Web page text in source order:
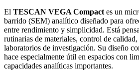
El TESCAN VEGA Compact es un
barrido (SEM) analítico diseñado para
entre rendimiento y simplicidad. Está
rutinarias de materiales, control de
laboratorios de investigación. Su diseño
hace especialmente útil en espacios con
capacidades analíticas importantes.